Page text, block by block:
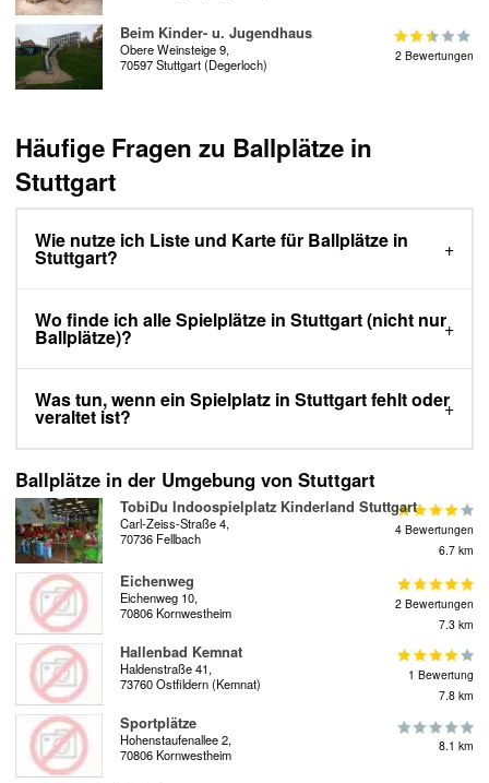
Beim Kinder- u. Jugendhaus
Obere Weinsteige 9,
70597 Stuttgart (Degerloch)
2 Bewertungen
Häufige Fragen zu Ballplätze in
Stuttgart
Wie nutze ich Liste und Karte für Ballplätze in
Stuttgart?
Wo finde ich alle Spielplätze in Stuttgart (nicht nur
Ballplätze)?
Was tun, wenn ein Spielplatz in Stuttgart fehlt oder
veraltet ist?
Ballplätze in der Umgebung von Stuttgart
TobiDu Indoospielplatz Kinderland Stuttgart
Carl-Zeiss-Straße 4,
70736 Fellbach
4 Bewertungen
6.7 km
Eichenweg
Eichenweg 10,
70806 Kornwestheim
2 Bewertungen
7.3 km
Hallenbad Kemnat
Haldenstraße 41,
73760 Ostfildern (Kemnat)
1 Bewertung
7.8 km
Sportplätze
Hohenstaufenallee 2,
70806 Kornwestheim
8.1 km